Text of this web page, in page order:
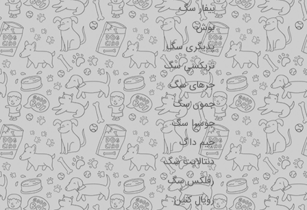
بیفار سگ
بوش
پدیگری سگ
تریکسی سگ
جرهای سگ
جمون سگ
جوسرا سگ
جیم داگ
دنتالایت سگ
رفلکس سگ
رویال کنین